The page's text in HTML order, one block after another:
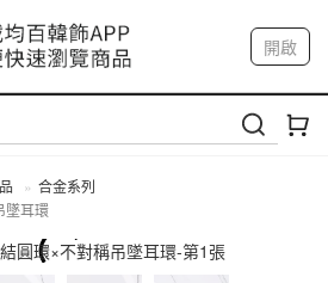
告：9/4-9/6 淡水捷運站
9/12-9/13 八里海巡基地
8/22-8/23 桃園青埔置地廣場
開啟
我的帳戶
合金系列
墜耳環